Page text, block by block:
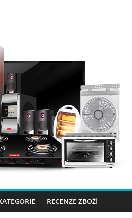
RECENZE ZBOŽÍ